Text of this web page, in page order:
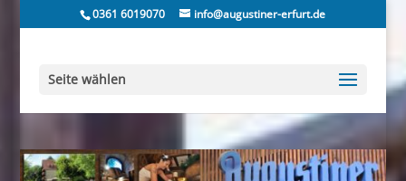
0361 6019070 info@augustiner-erfurt.de
Seite wählen